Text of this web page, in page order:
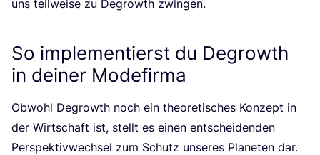
uns teil­wei­se zu Degrowth zwingen.
So implementierst du Degrowth
in deiner Modefirma
Obwohl Degrowth noch ein theo­re­ti­sches Kon­zept in
der Wirt­schaft ist, stellt es einen ent­schei­den­den
Per­spek­tiv­wech­sel zum Schutz unse­res Pla­ne­ten dar.